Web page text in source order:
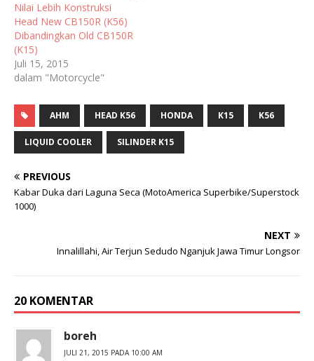
Nilai Lebih Konstruksi
Head New CB150R (K56)
Dibandingkan Old CB150R
(K15)
Juli 15, 2015
dalam "Motorcycle"
AHM HEAD K56 HONDA K15 K56
LIQUID COOLER SILINDER K15
PREVIOUS
Kabar Duka dari Laguna Seca (MotoAmerica Superbike/Superstock
1000)
NEXT
Innalillahi, Air Terjun Sedudo Nganjuk Jawa Timur Longsor
20 KOMENTAR
boreh
JULI 21, 2015 PADA 10:00 AM